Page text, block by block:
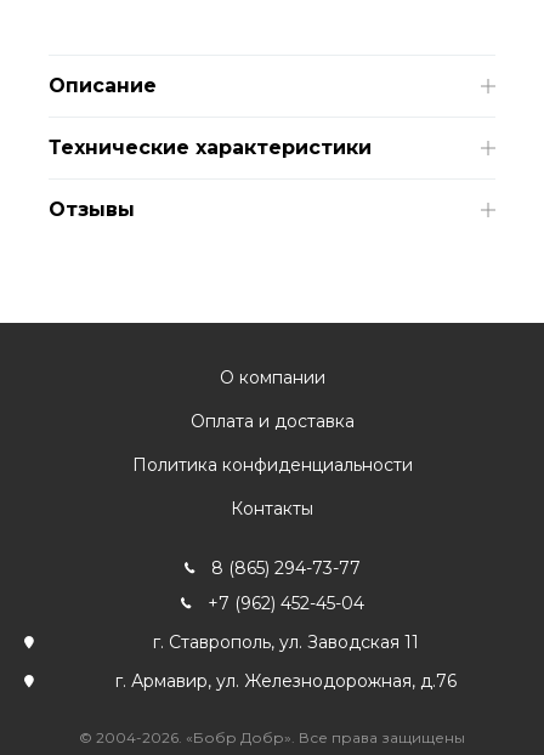
Описание
Технические характеристики
Отзывы
О компании
Оплата и доставка
Политика конфиденциальности
Контакты
8 (865) 294-73-77
+7 (962) 452-45-04
г. Ставрополь, ул. Заводская 11
г. Армавир, ул. Железнодорожная, д.76
© 2004-2026. «Бобр Добр». Все права защищены